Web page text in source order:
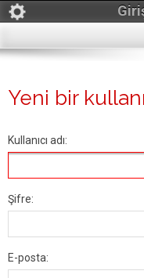
Yeni bir
Kullanıcı adı:
Şifre:
E-posta: